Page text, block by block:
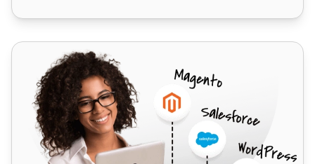
Google Sheets